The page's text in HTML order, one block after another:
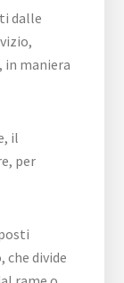
dalle
maniera
il
per
che divide